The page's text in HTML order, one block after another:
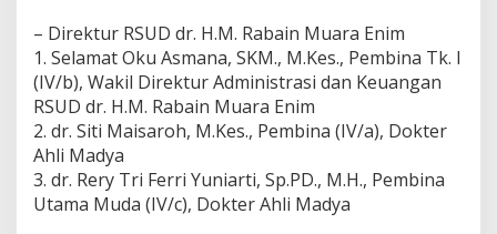
– Direktur RSUD dr. H.M. Rabain Muara Enim
1. Selamat Oku Asmana, SKM., M.Kes., Pembina Tk. I
(IV/b), Wakil Direktur Administrasi dan Keuangan
RSUD dr. H.M. Rabain Muara Enim
2. dr. Siti Maisaroh, M.Kes., Pembina (IV/a), Dokter
Ahli Madya
3. dr. Rery Tri Ferri Yuniarti, Sp.PD., M.H., Pembina
Utama Muda (IV/c), Dokter Ahli Madya